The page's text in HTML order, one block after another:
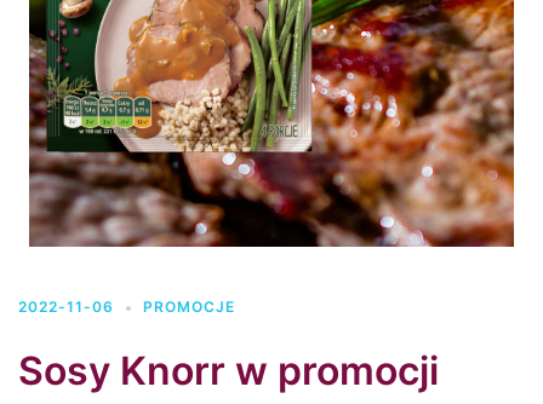
2022-11-06 PROMOCJE
Sosy Knorr w promocji